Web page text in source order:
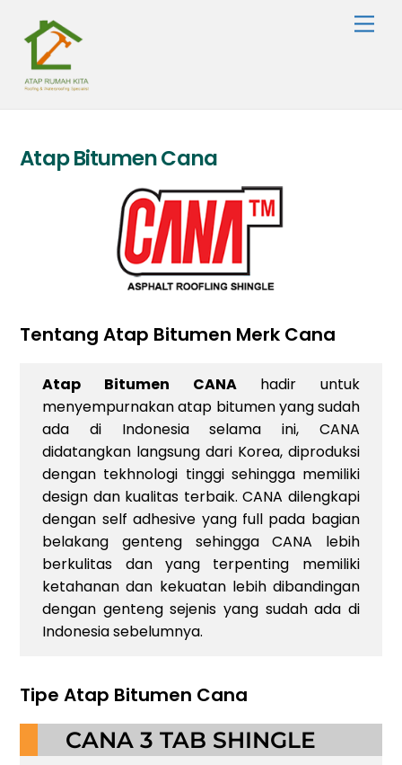
content
Atap Bitumen Cana
Tentang Atap Bitumen Merk Cana
Atap Bitumen CANAhadir untuk
menyempurnakan atap bitumen yang sudah
ada di Indonesia selama ini, CANA
didatangkan langsung dari Korea, diproduksi
dengan tekhnologi tinggi sehingga memiliki
design dan kualitas terbaik. CANA dilengkapi
dengan self adhesive yang full pada bagian
belakang genteng sehingga CANA lebih
berkulitas dan yang terpenting memiliki
ketahanan dan kekuatan lebih dibandingan
dengan genteng sejenis yang sudah ada di
Indonesia sebelumnya.
Tipe Atap Bitumen Cana
CANA 3 TAB SHINGLE